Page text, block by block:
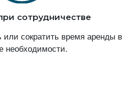
сотрудничестве
сократить время аренды в
необходимости.